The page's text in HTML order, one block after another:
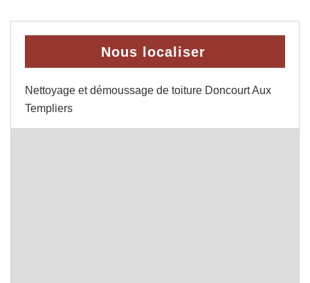
Nous localiser
Nettoyage et démoussage de toiture Doncourt Aux
Templiers